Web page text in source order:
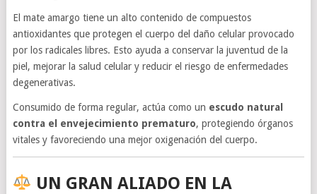
El mate amargo tiene un alto contenido de compuestos
antioxidantes que protegen el cuerpo del daño celular provocado
por los radicales libres. Esto ayuda a conservar la juventud de la
piel, mejorar la salud celular y reducir el riesgo de enfermedades
degenerativas.
Consumido de forma regular, actúa como un escudo natural
contra el envejecimiento prematuro, protegiendo órganos
vitales y favoreciendo una mejor oxigenación del cuerpo.
UN GRAN ALIADO EN LA